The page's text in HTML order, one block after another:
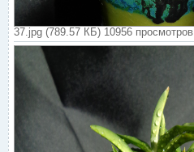
37.jpg (789.57 КБ) 10956 просмотров